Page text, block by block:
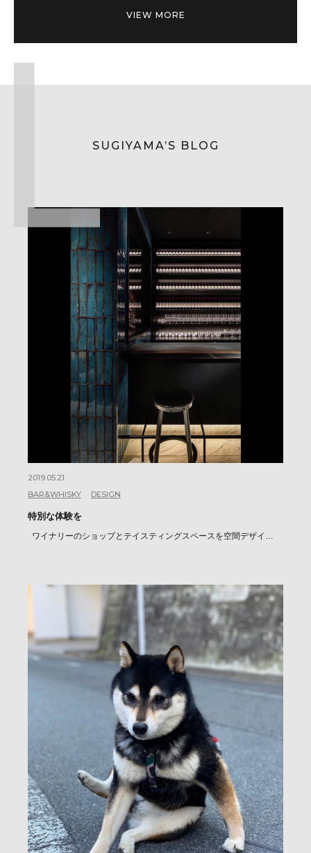
VIEW MORE
SUGIYAMA’S BLOG
2019.05.21
BAR&WHISKY
DESIGN
特別な体験を
ワイナリーのショップとテイスティングスペースを空間デザイ…